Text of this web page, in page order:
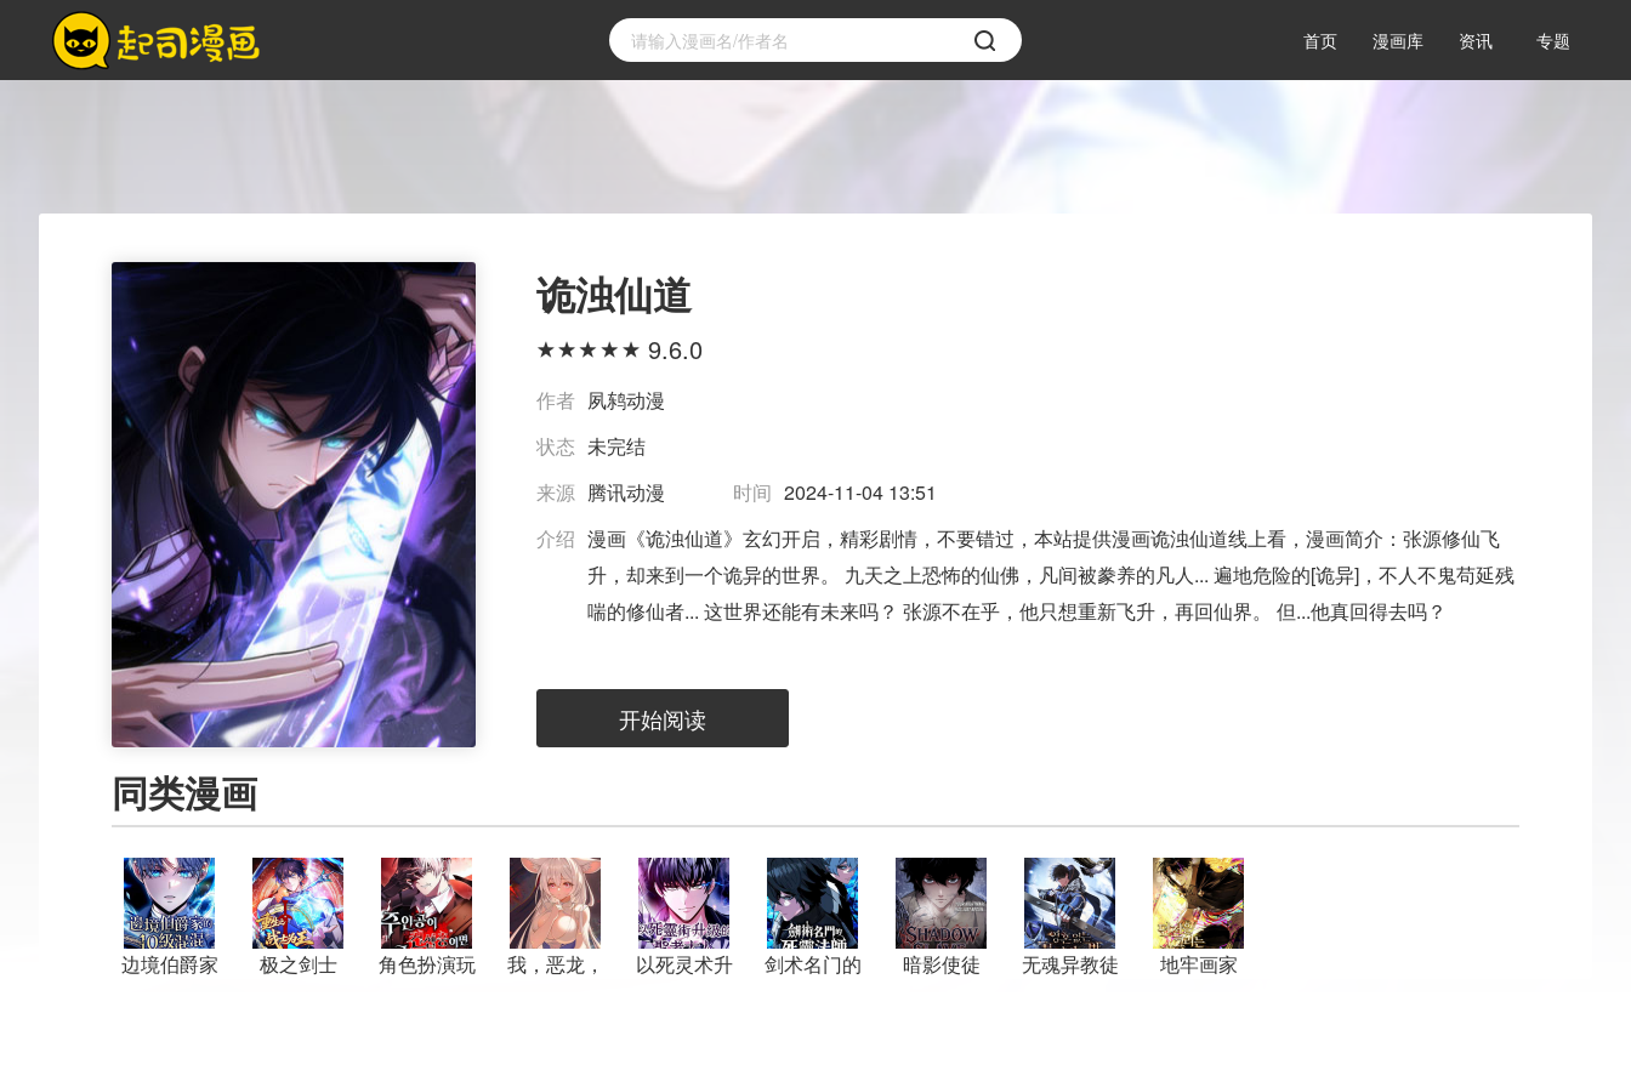
首页 漫画库 资讯 专题
诡浊仙道
9.6.0
作者 夙鸫动漫
状态 未完结
来源 腾讯动漫 时间 2024-11-04 13:51
介绍 漫画《诡浊仙道》玄幻开启，精彩剧情，不要错过，本站提供漫画诡浊仙道线上看，漫画简介：张源修仙飞
升，却来到一个诡异的世界。 九天之上恐怖的仙佛，凡间被豢养的凡人... 遍地危险的[诡异]，不人不鬼苟延残
喘的修仙者... 这世界还能有未来吗？ 张源不在乎，他只想重新飞升，再回仙界。 但...他真回得去吗？
开始阅读
同类漫画
边境伯爵家
极之剑士
角色扮演玩
我，恶龙，
以死灵术升
剑术名门的
暗影使徒
无魂异教徒
地牢画家